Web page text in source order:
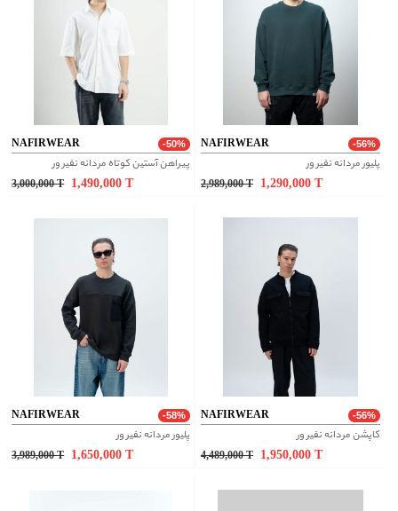
NAFIRWEAR -50%
پیراهن آستین کوتاه مردانه نفیر ور
3,000,000T 1,490,000T
NAFIRWEAR -56%
پلیور مردانه نفیر ور
2,989,000T 1,290,000 T
NAFIRWEAR -58%
پلیور مردانه نفیر ور
3,989,000T 1,650,000T
NAFIRWEAR -56%
کاپشن مردانه نفیر ور
4,489,000T 1,950,000 T